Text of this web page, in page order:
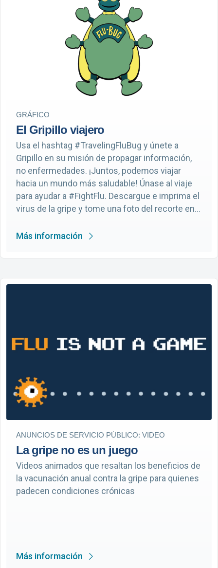
GRÁFICO
El Gripillo viajero
Usa el hashtag #TravelingFluBug y únete a
Gripillo en su misión de propagar información,
no enfermedades. ¡Juntos, podemos viajar
hacia un mundo más saludable! Únase al viaje
para ayudar a #FightFlu. Descargue e imprima el
virus de la gripe y tome una foto del recorte en...
Más información
ANUNCIOS DE SERVICIO PÚBLICO: VIDEO
La gripe no es un juego
Videos animados que resaltan los beneficios de
la vacunación anual contra la gripe para quienes
padecen condiciones crónicas
Más información